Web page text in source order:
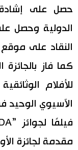
حصل على إشادة
النقاد على موقع
للأفلام
مقدمة لجائزة